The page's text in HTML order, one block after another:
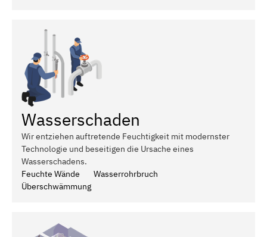
Wasserschaden
Wir entziehen auftretende Feuchtigkeit mit modernster
Technologie und beseitigen die Ursache eines
Wasserschadens.
Feuchte Wände
Wasserrohrbruch
Überschwämmung